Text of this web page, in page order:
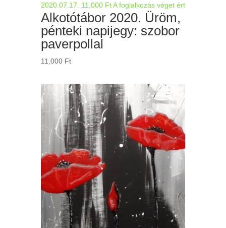
2020.07.17. 11,000 Ft A foglalkozás véget ért
Alkotótábor 2020. Üröm,
pénteki napijegy: szobor
paverpollal
11,000 Ft